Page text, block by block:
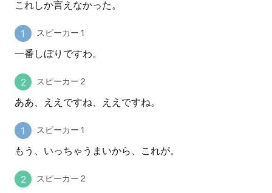
これしか言えなかった。
スピーカー 1
一番しぼりですわ。
スピーカー 2
ああ、ええですね、ええですね。
スピーカー 1
もう、いっちゃうまいから、これが。
スピーカー 2